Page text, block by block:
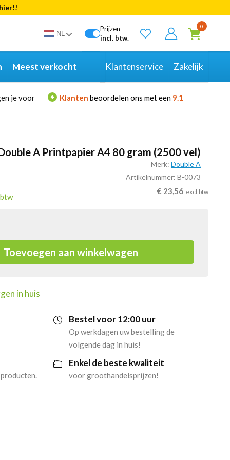
NL
Prijzen
incl. btw.
0
Meest verkocht Klantenservice Zakelijk
je voor Klanten beoordelen ons met een 9.1
A Printpapier A4 80 gram (2500 vel)
Merk: Double A
Artikelnummer: B-0073
€ 23,56 excl.btw
Toevoegen aan winkelwagen
in huis
Bestel voor 12:00 uur
Op werkdagen uw bestelling de
volgende dag in huis!
Enkel de beste kwaliteit
voor groothandelsprijzen!